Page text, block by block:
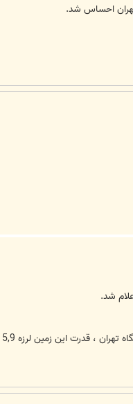
احساس شد.